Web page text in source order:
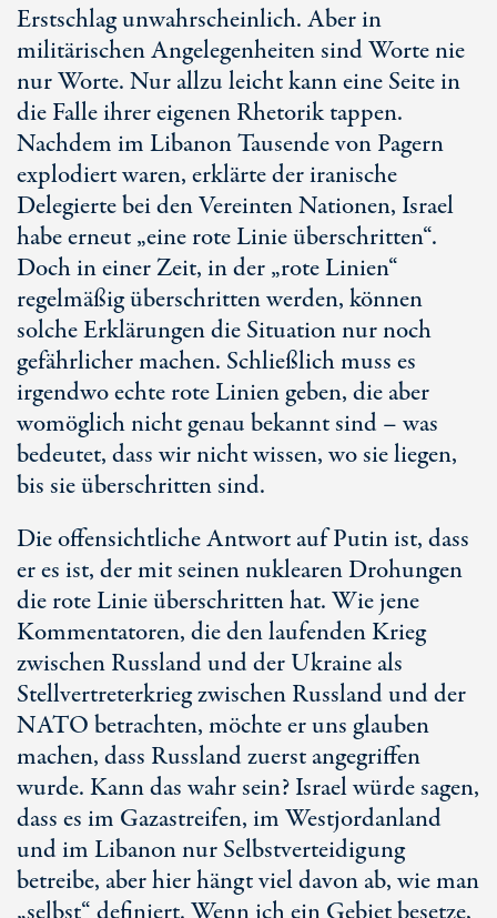
Erstschlag unwahrscheinlich. Aber in
militärischen Angelegenheiten sind Worte nie
nur Worte. Nur allzu leicht kann eine Seite in
die Falle ihrer eigenen Rhetorik tappen.
Nachdem im Libanon Tausende von Pagern
explodiert waren, erklärte der iranische
Delegierte bei den Vereinten Nationen, Israel
habe erneut „eine rote Linie überschritten“.
Doch in einer Zeit, in der „rote Linien“
regelmäßig überschritten werden, können
solche Erklärungen die Situation nur noch
gefährlicher machen. Schließlich muss es
irgendwo echte rote Linien geben, die aber
womöglich nicht genau bekannt sind – was
bedeutet, dass wir nicht wissen, wo sie liegen,
bis sie überschritten sind.
Die offensichtliche Antwort auf Putin ist, dass
er es ist, der mit seinen nuklearen Drohungen
die rote Linie überschritten hat. Wie jene
Kommentatoren, die den laufenden Krieg
zwischen Russland und der Ukraine als
Stellvertreterkrieg zwischen Russland und der
NATO betrachten, möchte er uns glauben
machen, dass Russland zuerst angegriffen
wurde. Kann das wahr sein? Israel würde sagen,
dass es im Gazastreifen, im Westjordanland
und im Libanon nur Selbstverteidigung
betreibe, aber hier hängt viel davon ab, wie man